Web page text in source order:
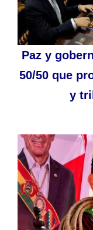
Paz y
50/50 que
y